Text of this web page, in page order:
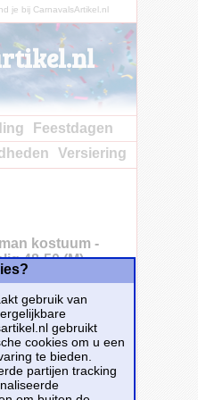
je bij CarnavalsArtikel.nl
Feestdagen
Versiering
kostuum -
48-50 (M) -
kerstman met
Het kostuum
velours, wat zorgt
uitstraling.
uit een jas, broek,
alles gemaakt
gebruik van
gebruikt
cookies om u een
te bieden.
partijen tracking